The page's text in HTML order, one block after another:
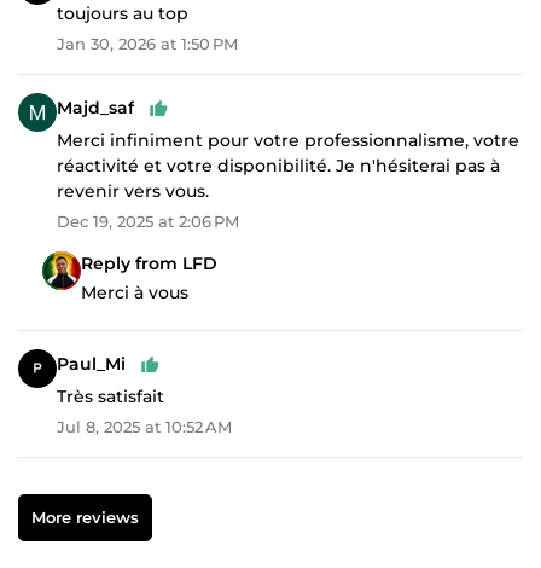
toujours au top
Jan 30, 2026 at 1:50 PM
Majd_saf
Merci infiniment pour votre professionnalisme, votre
réactivité et votre disponibilité. Je n'hésiterai pas à
revenir vers vous.
Dec 19, 2025 at 2:06 PM
Reply from LFD
Merci à vous
Paul_Mi
Très satisfait
Jul 8, 2025 at 10:52 AM
More reviews